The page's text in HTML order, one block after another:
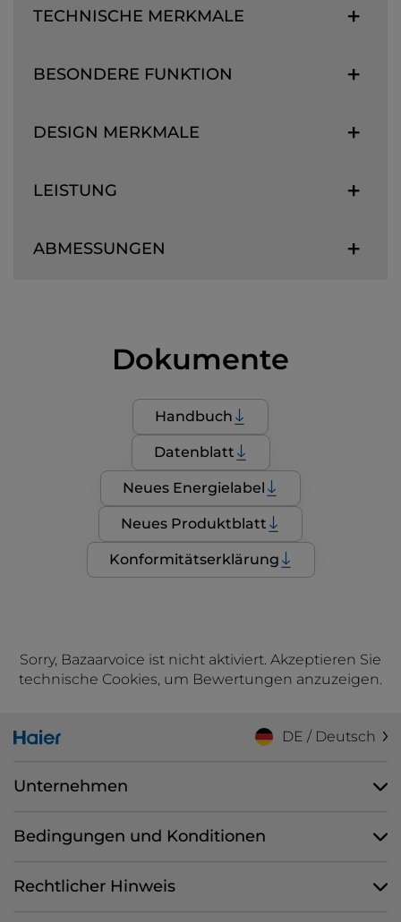
TECHNISCHE MERKMALE
BESONDERE FUNKTION
DESIGN MERKMALE
LEISTUNG
ABMESSUNGEN
Dokumente
Handbuch
Datenblatt
Neues Energielabel
Neues Produktblatt
Konformitätserklärung
Sorry, Bazaarvoice ist nicht aktiviert. Akzeptieren Sie
technische Cookies, um Bewertungen anzuzeigen.
DE / Deutsch
Unternehmen
Bedingungen und Konditionen
Rechtlicher Hinweis